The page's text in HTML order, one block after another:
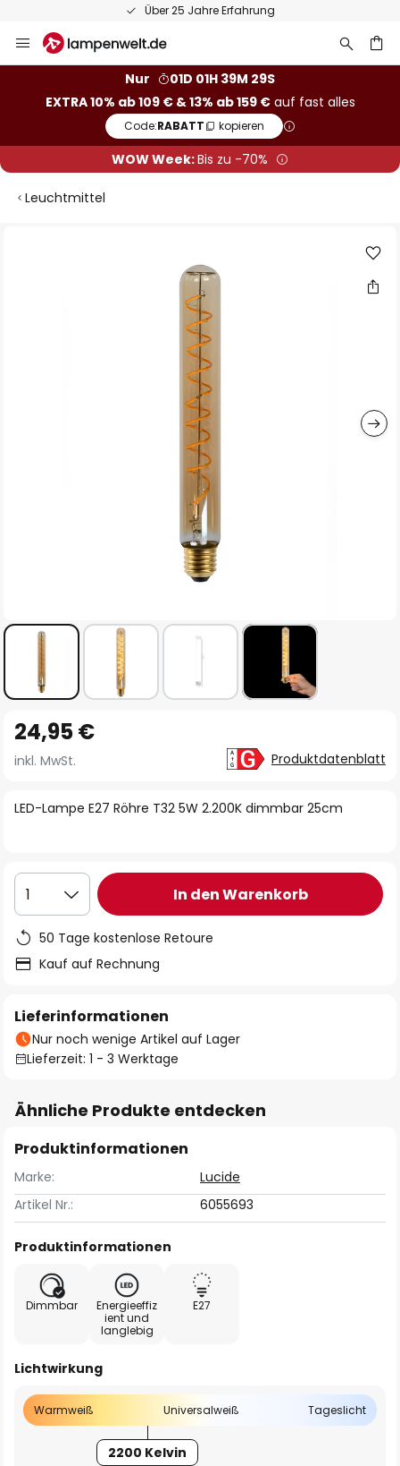
Über 25 Jahre Erfahrung
Inhalt
Nur
01D 01H 39M 28S
EXTRA 10% ab 109 € & 13% ab 159 €auf fast alles
Code:RABATT kopieren
WOW Week:Bis zu -70%
Leuchtmittel
Anfang
der
springen
LED-Lampe E27 Röhre T32 5W 2.200K dimmbar 25cm
24,95 €
inkl. MwSt. Produktdatenblatt
1 In den Warenkorb
50 Tage kostenlose Retoure
Kauf auf Rechnung
Lieferinformationen
Nur noch wenige Artikel auf Lager
Lieferzeit: 1 - 3 Werktage
Ähnliche Produkte entdecken
Produktinformationen
Marke:
Lucide
Artikel Nr.:
6055693
Produktinformationen
Dimmbar
Energieeffiz
ient und
langlebig
E27
Lichtwirkung
Warmweiß Universalweiß Tageslicht
2200 Kelvin